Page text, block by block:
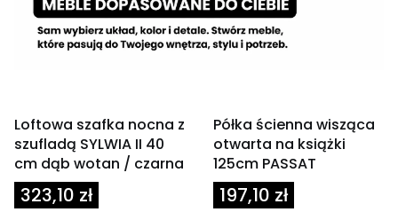
Loftowa szafka nocna z
szufladą SYLWIA II 40
cm dąb wotan / czarna
323,10 zł
OKAZJA
Półka ścienna wisząca
otwarta na książki
125cm PASSAT
197,10 zł